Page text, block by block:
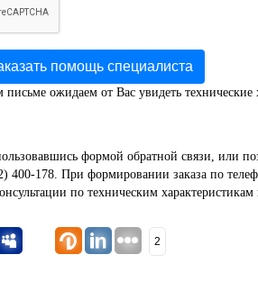
помощь специалиста
ожидаем от Вас увидеть технические
формой обратной связи, или
400-178. При формировании заказа по
по техническим характеристикам
2